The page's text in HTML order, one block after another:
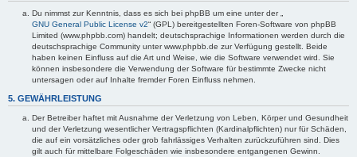
Du nimmst zur Kenntnis, dass es sich bei phpBB um eine unter der „
GNU General Public License v2“ (GPL) bereitgestellten Foren-Software von phpBB
Limited (www.phpbb.com) handelt; deutschsprachige Informationen werden durch die
deutschsprachige Community unter www.phpbb.de zur Verfügung gestellt. Beide
haben keinen Einfluss auf die Art und Weise, wie die Software verwendet wird. Sie
können insbesondere die Verwendung der Software für bestimmte Zwecke nicht
untersagen oder auf Inhalte fremder Foren Einfluss nehmen.
5. GEWÄHRLEISTUNG
Der Betreiber haftet mit Ausnahme der Verletzung von Leben, Körper und Gesundheit
und der Verletzung wesentlicher Vertragspflichten (Kardinalpflichten) nur für Schäden,
die auf ein vorsätzliches oder grob fahrlässiges Verhalten zurückzuführen sind. Dies
gilt auch für mittelbare Folgeschäden wie insbesondere entgangenen Gewinn.